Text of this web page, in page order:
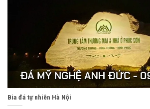
Bia đá tự nhiên Hà Nội